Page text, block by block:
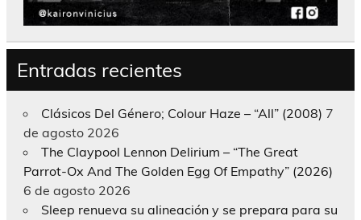
Entradas recientes
Clásicos Del Género; Colour Haze – “All” (2008) 7
de agosto 2026
The Claypool Lennon Delirium – “The Great
Parrot-Ox And The Golden Egg Of Empathy” (2026)
6 de agosto 2026
Sleep renueva su alineación y se prepara para su